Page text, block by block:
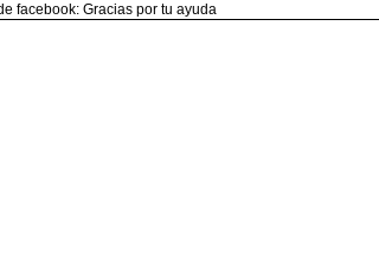
facebook: Gracias por tu ayuda